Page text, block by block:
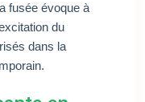
fusée évoque à
du
dans la